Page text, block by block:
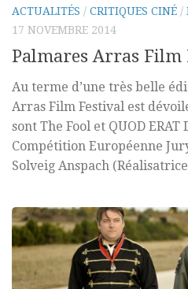
ACTUALITÉS / CRITIQUES CINÉ /
17 NOVEMBRE 2014
Palmares Arras Film
Au terme d’une très belle
Arras Film Festival est
sont The Fool et QUOD ERAT
Compétition Européenne
Solveig Anspach